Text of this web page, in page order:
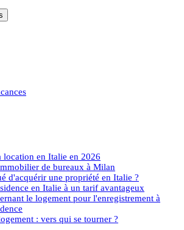
location en Italie en 2026
de bureaux à Milan
d'acquérir une propriété en Italie ?
en Italie à un tarif avantageux
le logement pour l'enregistrement à
: vers qui se tourner ?